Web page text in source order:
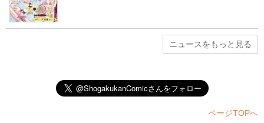
ニュースをもっと見る
ページTOPへ